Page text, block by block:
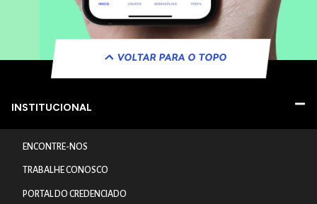
VOLTAR PARA O TOPO
INSTITUCIONAL
ENCONTRE-NOS
TRABALHE CONOSCO
PORTAL DO CREDENCIADO